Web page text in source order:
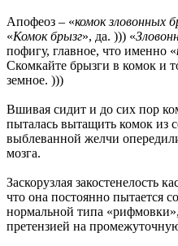
Апофеоз – «комок зловонных
«Комок брызг», да. ))) «
пофигу, главное, что именно «
Скомкайте брызги в комок и
земное. )))
Вшивая сидит и до сих пор
пыталась вытащить комок из
выблеванной желчи
мозга.
Заскорузлая закостенелость
что она постоянно пытается
нормальной типа
претензией на